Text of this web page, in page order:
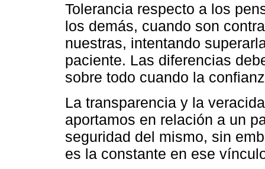
Tolerancia respecto a los
los demás, cuando son
nuestras, intentando
paciente. Las diferencias
sobre todo cuando la
La transparencia y la
aportamos en relación a un
seguridad del mismo, sin
es la constante en ese